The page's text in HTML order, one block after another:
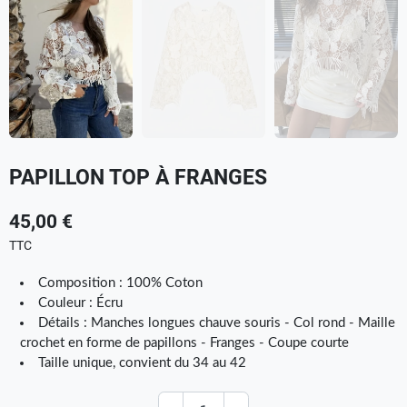
PAPILLON TOP À FRANGES
45,00 €
TTC
Composition : 100% Coton
Couleur : Écru
Détails : Manches longues chauve souris - Col rond - Maille
crochet en forme de papillons - Franges - Coupe courte
Taille unique, convient du 34 au 42